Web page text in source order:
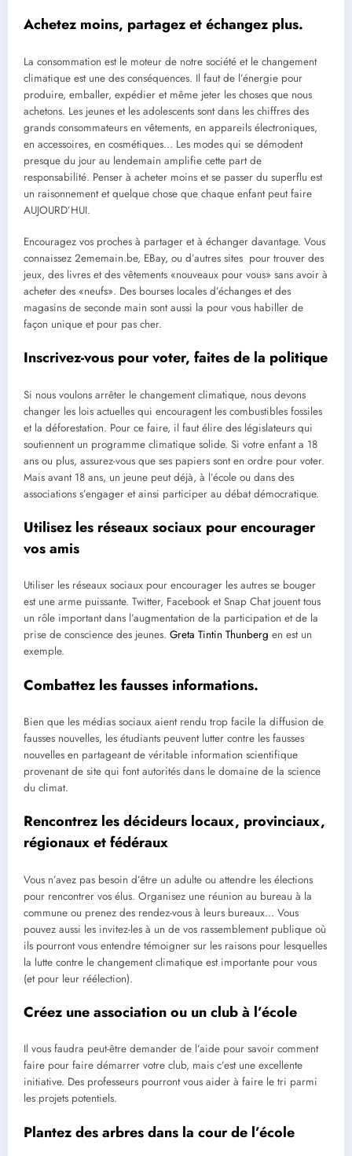
Achetez moins, partagez et échangez plus.
La consommation est le moteur de notre société et le changement
climatique est une des conséquences. Il faut de l’énergie pour
produire, emballer, expédier et même jeter les choses que nous
achetons. Les jeunes et les adolescents sont dans les chiffres des
grands consommateurs en vêtements, en appareils électroniques,
en accessoires, en cosmétiques… Les modes qui se démodent
presque du jour au lendemain amplifie cette part de
responsabilité. Penser à acheter moins et se passer du superflu est
un raisonnement et quelque chose que chaque enfant peut faire
AUJOURD’HUI.
Encouragez vos proches à partager et à échanger davantage. Vous
connaissez 2ememain.be, EBay, ou d’autres sites pour trouver des
jeux, des livres et des vêtements «nouveaux pour vous» sans avoir à
acheter des «neufs». Des bourses locales d’échanges et des
magasins de seconde main sont aussi la pour vous habiller de
façon unique et pour pas cher.
Inscrivez-vous pour voter, faites de la politique
Si nous voulons arrêter le changement climatique, nous devons
changer les lois actuelles qui encouragent les combustibles fossiles
et la déforestation. Pour ce faire, il faut élire des législateurs qui
soutiennent un programme climatique solide. Si votre enfant a 18
ans ou plus, assurez-vous que ses papiers sont en ordre pour voter.
Mais avant 18 ans, un jeune peut déjà, à l’école ou dans des
associations s’engager et ainsi participer au débat démocratique.
Utilisez les réseaux sociaux pour encourager
vos amis
Utiliser les réseaux sociaux pour encourager les autres se bouger
est une arme puissante. Twitter, Facebook et Snap Chat jouent tous
un rôle important dans l’augmentation de la participation et de la
prise de conscience des jeunes. Greta Tintin Thunberg en est un
exemple.
Combattez les fausses informations.
Bien que les médias sociaux aient rendu trop facile la diffusion de
fausses nouvelles, les étudiants peuvent lutter contre les fausses
nouvelles en partageant de véritable information scientifique
provenant de site qui font autorités dans le domaine de la science
du climat.
Rencontrez les décideurs locaux, provinciaux,
régionaux et fédéraux
Vous n’avez pas besoin d’être un adulte ou attendre les élections
pour rencontrer vos élus. Organisez une réunion au bureau à la
commune ou prenez des rendez-vous à leurs bureaux… Vous
pouvez aussi les invitez-les à un de vos rassemblement publique où
ils pourront vous entendre témoigner sur les raisons pour lesquelles
la lutte contre le changement climatique est importante pour vous
(et pour leur réélection).
Créez une association ou un club à l’école
Il vous faudra peut-être demander de l’aide pour savoir comment
faire pour faire démarrer votre club, mais c’est une excellente
initiative. Des professeurs pourront vous aider à faire le tri parmi
les projets potentiels.
Plantez des arbres dans la cour de l’école